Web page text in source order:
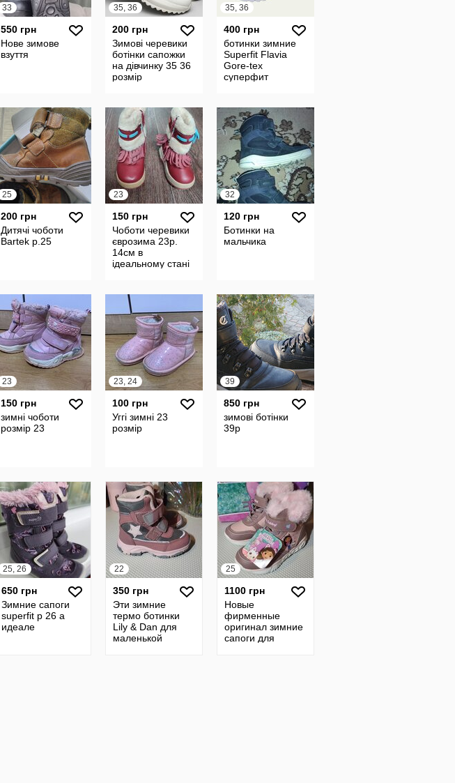
33
550 грн
Нове зимове
взуття
35, 36
200 грн
Зимові черевики
ботінки сапожки
на дівчинку 35 36
розмір
35, 36
400 грн
ботинки зимние
Superfit Flavia
Gore-tex
суперфит
25
200 грн
Дитячі чоботи
Bartek р.25
23
150 грн
Чоботи черевики
єврозима 23р.
14см в
ідеальному стані
32
120 грн
Ботинки на
мальчика
23
150 грн
зимні чоботи
розмір 23
23, 24
100 грн
Уггі зимні 23
розмір
39
850 грн
зимові ботінки
39р
25, 26
650 грн
Зимние сапоги
superfit р 26 а
идеале
22
350 грн
Эти зимние
термо ботинки
Lily & Dan для
маленькой
25
1100 грн
Новые
фирменные
оригинал зимние
сапоги для